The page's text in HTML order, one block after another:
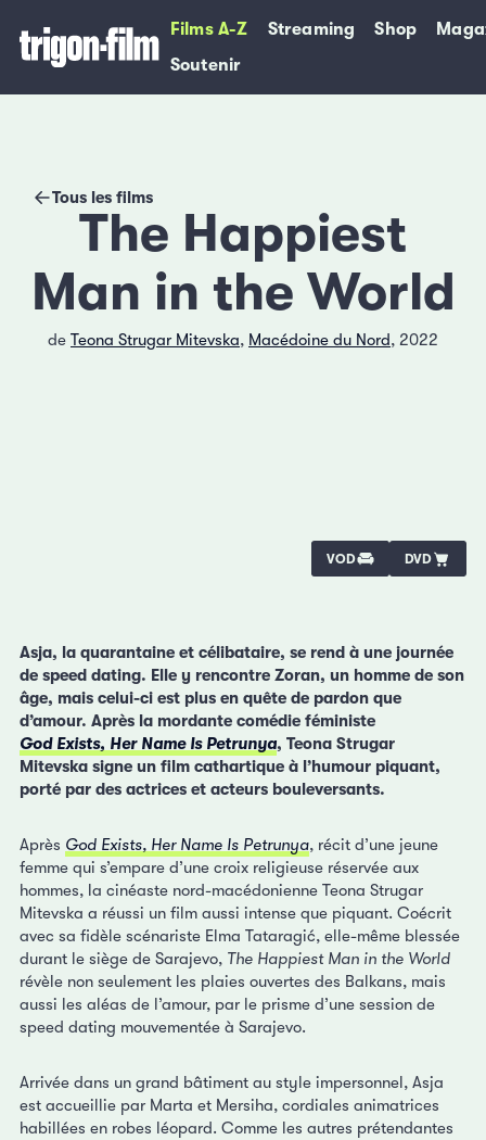
Films A-Z Streaming Shop
Soutenir
Tous les films
The Happiest
Man in the World
de Teona Strugar Mitevska, Macédoine du Nord, 2022
VOD DVD
Asja, la quarantaine et célibataire, se rend à une journée
de speed dating. Elle y rencontre Zoran, un homme de son
âge, mais celui-ci est plus en quête de pardon que
d’amour. Après la mordante comédie féministe
God Exists, Her Name Is Petrunya, Teona Strugar
Mitevska signe un film cathartique à l’humour piquant,
porté par des actrices et acteurs bouleversants.
Après God Exists, Her Name Is Petrunya, récit d’une jeune
femme qui s’empare d’une croix religieuse réservée aux
hommes, la cinéaste nord-macédonienne Teona Strugar
Mitevska a réussi un film aussi intense que piquant. Coécrit
avec sa fidèle scénariste Elma Tataragić, elle-même blessée
durant le siège de Sarajevo, The Happiest Man in the World
révèle non seulement les plaies ouvertes des Balkans, mais
aussi les aléas de l’amour, par le prisme d’une session de
speed dating mouvementée à Sarajevo.
Arrivée dans un grand bâtiment au style impersonnel, Asja
est accueillie par Marta et Mersiha, cordiales animatrices
habillées en robes léopard. Comme les autres prétendantes